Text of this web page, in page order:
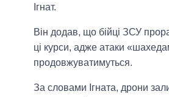
Ігнат.
Він додав, що бійці ЗСУ
ці курси, адже атаки
продовжуватимуться.
За словами Ігната, дрони